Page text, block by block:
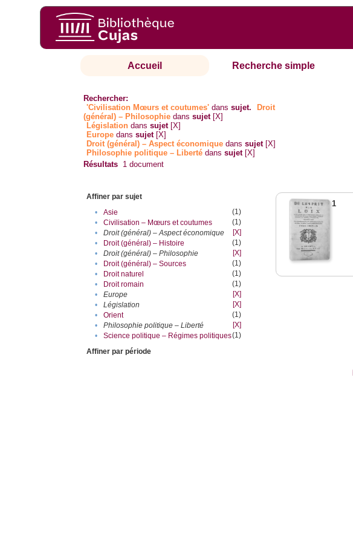
Accueil Recherche simple
Rechercher:
'Civilisation Mœurs et coutumes' danssujet.
Droit
(général) – Philosophie danssujet [X]
Législation danssujet [X]
Europe danssujet [X]
Droit (général) – Aspect économique danssujet [X]
Philosophie politique – Liberté danssujet [X]
Résultats 1 document
Affiner par sujet
•
Asie
(1)
•
Civilisation – Mœurs et coutumes
(1)
•
Droit (général) – Aspect économique
[X]
•
Droit (général) – Histoire
(1)
•
Droit (général) – Philosophie
[X]
•
Droit (général) – Sources
(1)
•
Droit naturel
(1)
•
Droit romain
(1)
•
Europe
[X]
•
Législation
[X]
•
Orient
(1)
•
Philosophie politique – Liberté
[X]
•
Science politique – Régimes politiques(1)
Affiner par période
1